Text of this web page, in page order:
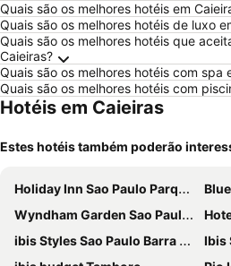
Quais são os melhores hotéis em
Quais são os melhores hotéis de luxo
Quais são os melhores hotéis que
Caieiras?
Quais são os melhores hotéis com spa
Quais são os melhores hotéis com
Hotéis em Caieiras
Estes hotéis também poderão
Holiday Inn Sao Paulo Parque Anhembi By Ihg
Wyndham Garden Sao Paulo Convention Nortel
ibis Styles Sao Paulo Barra Funda
Ibis